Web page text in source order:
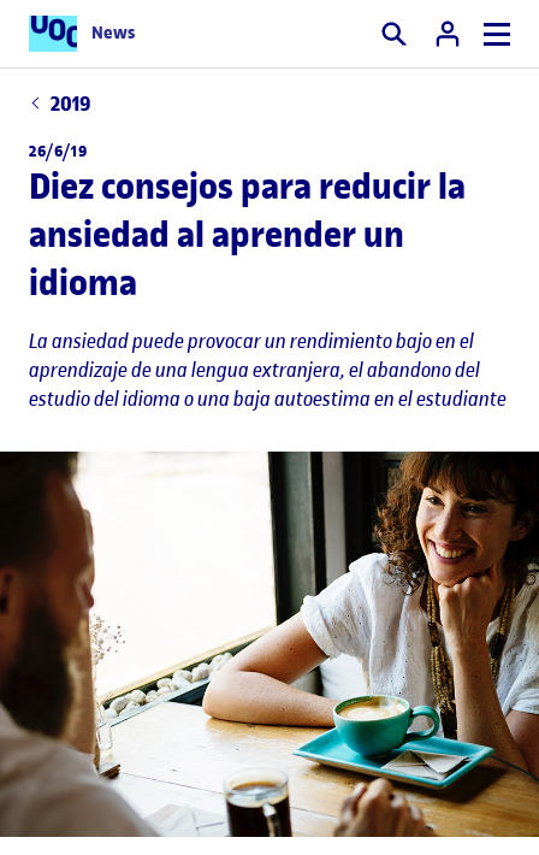
News Buscar
2019
26/6/19
Diez consejos para reducir la
ansiedad al aprender un
idioma
La ansiedad puede provocar un rendimiento bajo en el
aprendizaje de una lengua extranjera, el abandono del
estudio del idioma o una baja autoestima en el estudiante